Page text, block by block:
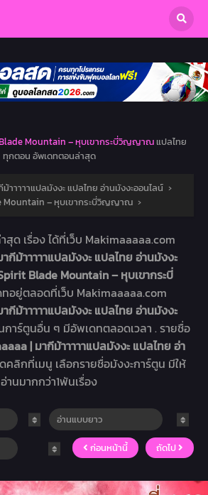
Mountain – หุบเขากระบี่วิญญาณแปลไทย
ทุกตอน อัพเดทตอนล่าสุด
าาาาาแปลมังงะ แปลไทย อ่านมังงะออนไลน์ ›
Mountain – หุบเขากระบี่วิญญาณ ›
สุด เรื่องได้ที่เว็บ Makimaaaaa.com
กีม้าาาาาแปลมังงะ แปลไทย อ่านมังงะ
Blade Mountain – หุบเขากระบี่
ทอยู่ตลอดที่เว็บ Makimaaaaa.com
กีม้าาาาาแปลมังงะ แปลไทย อ่านมังงะ
การ์ตูนอื่น ๆ มีอัพเดทตลอดเวลา . รายชื่อ
| มากีม้าาาาาแปลมังงะ แปลไทย อ่า
คลิกที่เมนู เลือกรายชื่อมังงะการ์ตูน มีให้
อ่านมากกว่า1พันเรื่อง
ก่อนหน้านี้ ถัดไป